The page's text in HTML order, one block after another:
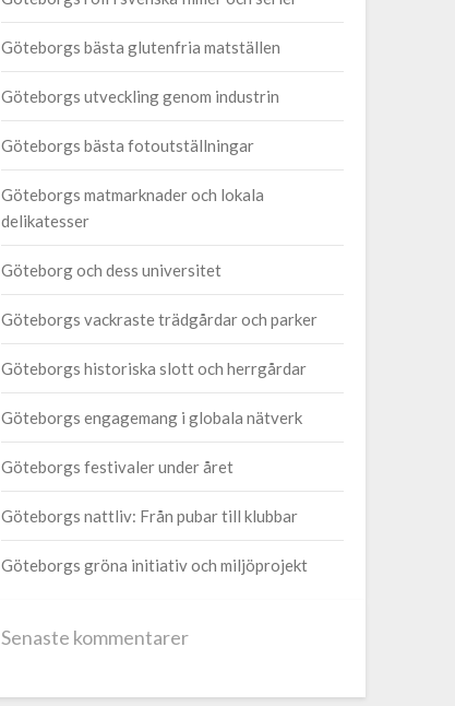
Göteborgs bästa glutenfria matställen
Göteborgs utveckling genom industrin
Göteborgs bästa fotoutställningar
Göteborgs matmarknader och lokala
delikatesser
Göteborg och dess universitet
Göteborgs vackraste trädgårdar och parker
Göteborgs historiska slott och herrgårdar
Göteborgs engagemang i globala nätverk
Göteborgs festivaler under året
Göteborgs nattliv: Från pubar till klubbar
Göteborgs gröna initiativ och miljöprojekt
Senaste kommentarer